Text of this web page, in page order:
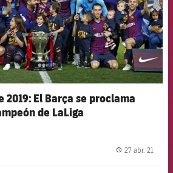
2019: El Barça se proclama
de LaLiga
27 abr. 21